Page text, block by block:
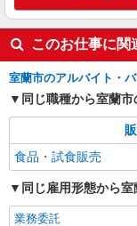
このお仕事に関
室蘭市のアルバイト・
同じ職種から室蘭
食品・試食販売
同じ雇用形態から
業務委託